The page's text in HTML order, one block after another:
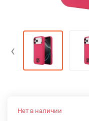
‹
Нет в наличии